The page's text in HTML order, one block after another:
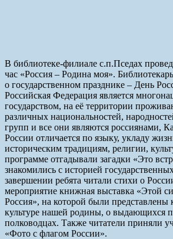
В библиотеке-филиале с.п.Пседах
час «Россия – Родина моя».
о государственном празднике – День
Российская Федерация является
государством, на её территории
различных национальностей,
групп и все они являются россиянами,
России отличается по языку, укладу
историческим традициям, религии,
программе отгадывали загадки «Это
знакомились с историей
завершении ребята читали стихи о
мероприятие книжная выставка «Этой
Россия», на которой были представлены
культуре нашей родины, о выдающихся
полководцах. Также читатели приняли
«Фото с флагом России».